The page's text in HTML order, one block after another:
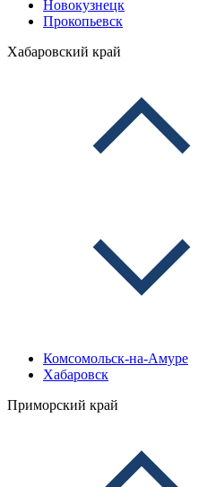
Новокузнецк
Прокопьевск
Хабаровский край
Комсомольск-на-Амуре
Хабаровск
Приморский край